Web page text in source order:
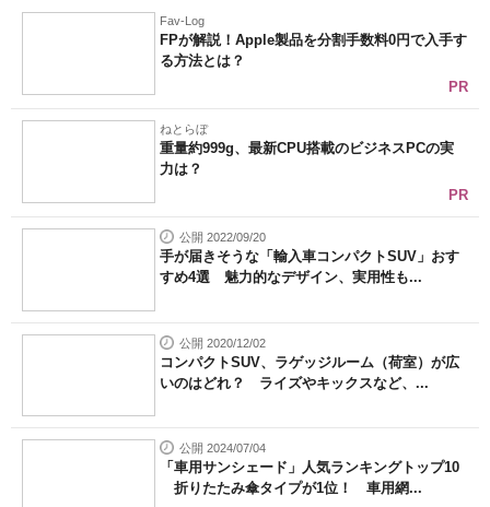
Fav-Log
FPが解説！Apple製品を分割手数料0円で入手す
る方法とは？
PR
ねとらぼ
重量約999g、最新CPU搭載のビジネスPCの実
力は？
PR
公開 2022/09/20
手が届きそうな「輸入車コンパクトSUV」おす
すめ4選 魅力的なデザイン、実用性も...
公開 2020/12/02
コンパクトSUV、ラゲッジルーム（荷室）が広
いのはどれ？ ライズやキックスなど、...
公開 2024/07/04
「車用サンシェード」人気ランキングトップ10
折りたたみ傘タイプが1位！ 車用網...